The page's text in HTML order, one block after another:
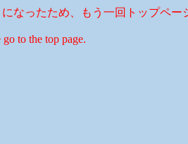
なったため、もう一回トップペー
go to the top page.